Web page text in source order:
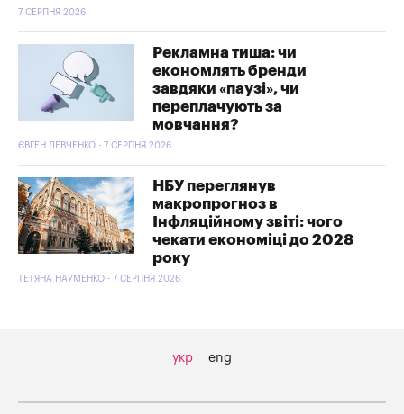
7 СЕРПНЯ 2026
Рекламна тиша: чи
економлять бренди
завдяки «паузі», чи
переплачують за
мовчання?
ЄВГЕН ЛЕВЧЕНКО - 7 СЕРПНЯ 2026
НБУ переглянув
макропрогноз в
Інфляційному звіті: чого
чекати економіці до 2028
року
ТЕТЯНА НАУМЕНКО - 7 СЕРПНЯ 2026
укр eng